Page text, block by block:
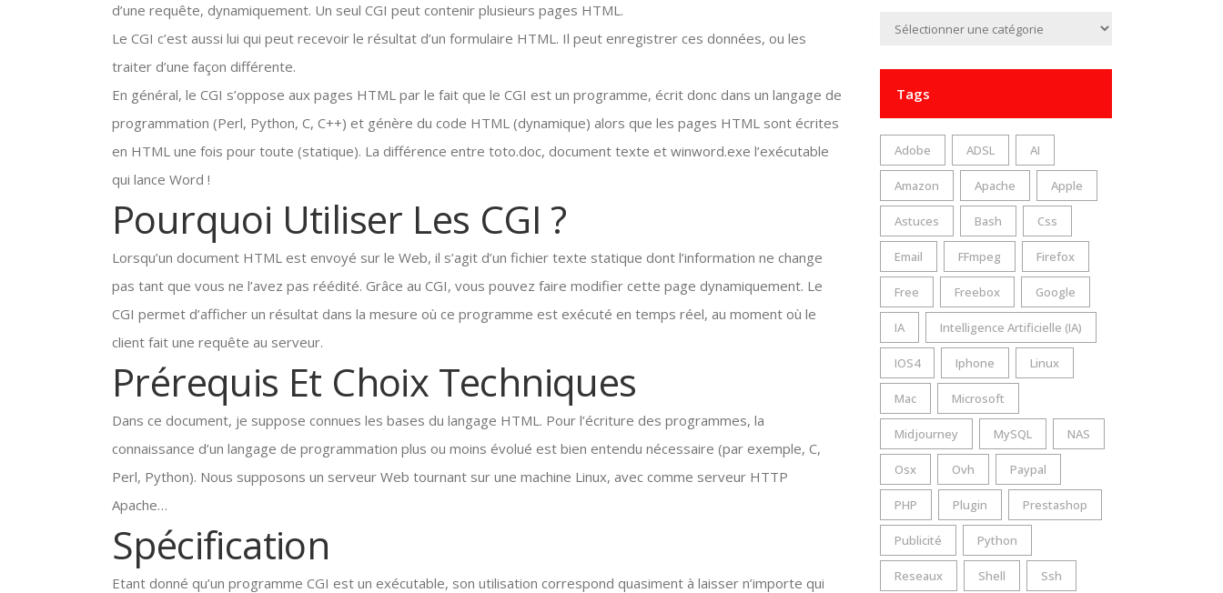
d’une requête, dynamiquement. Un seul CGI peut contenir plusieurs pages HTML.
Le CGI c’est aussi lui qui peut recevoir le résultat d’un formulaire HTML. Il peut enregistrer ces données, ou les
traiter d’une façon différente.
En général, le CGI s’oppose aux pages HTML par le fait que le CGI est un programme, écrit donc dans un langage de
programmation (Perl, Python, C, C++) et génère du code HTML (dynamique) alors que les pages HTML sont écrites
en HTML une fois pour toute (statique). La différence entre toto.doc, document texte et winword.exe l’exécutable
qui lance Word !
Pourquoi Utiliser Les CGI ?
Lorsqu’un document HTML est envoyé sur le Web, il s’agit d’un fichier texte statique dont l’information ne change
pas tant que vous ne l’avez pas réédité. Grâce au CGI, vous pouvez faire modifier cette page dynamiquement. Le
CGI permet d’afficher un résultat dans la mesure où ce programme est exécuté en temps réel, au moment où le
client fait une requête au serveur.
Prérequis Et Choix Techniques
Dans ce document, je suppose connues les bases du langage HTML. Pour l’écriture des programmes, la
connaissance d’un langage de programmation plus ou moins évolué est bien entendu nécessaire (par exemple, C,
Perl, Python). Nous supposons un serveur Web tournant sur une machine Linux, avec comme serveur HTTP
Apache…
Spécification
Etant donné qu’un programme CGI est un exécutable, son utilisation correspond quasiment à laisser n’importe qui
Catégories
Tags
Adobe ADSL AI
Amazon Apache Apple
Astuces Bash Css
Email FFmpeg Firefox
Free Freebox Google
IA Intelligence Artificielle (IA)
IOS4 Iphone Linux
Mac Microsoft
Midjourney MySQL NAS
Osx Ovh Paypal
PHP Plugin Prestashop
Publicité Python
Reseaux Shell Ssh